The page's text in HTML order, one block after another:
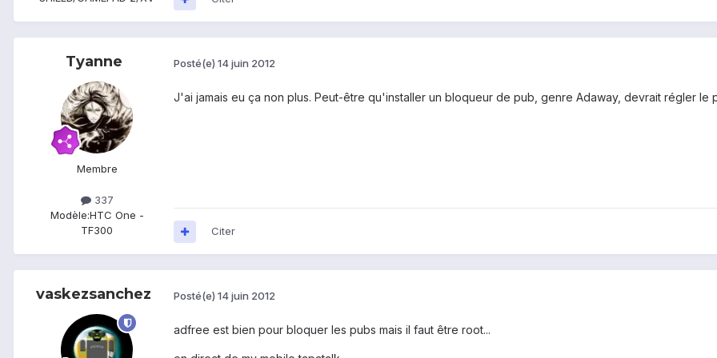
Tyanne
Membre
337
Modèle:HTC One -
TF300
Posté(e) 14 juin 2012
J'ai jamais eu ça non plus. Peut-être qu'installer un bloqueur de pub, genre Adaway, devrait régler le
Citer
vaskezsanchez Posté(e) 14 juin 2012
adfree est bien pour bloquer les pubs mais il faut être root...